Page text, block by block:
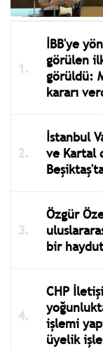
İBB'ye
görülen
görüldü:
kararı
İstanbul
ve Kartal
Özgür
bir
CHP
işlemi
üyelik